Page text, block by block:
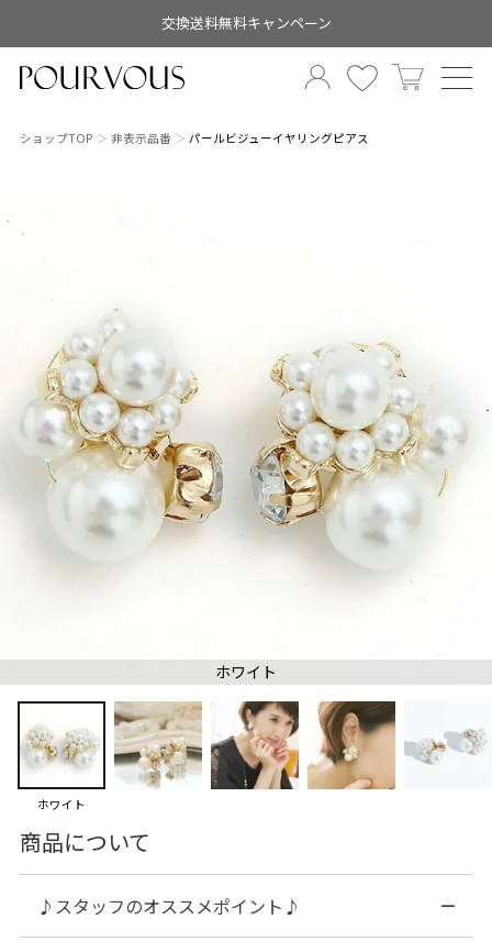
交換送料無料キャンペーン
ショップTOP 非表示品番 パールビジューイヤリングピアス
ホワイト
ホワイト
商品について
♪スタッフのオススメポイント♪